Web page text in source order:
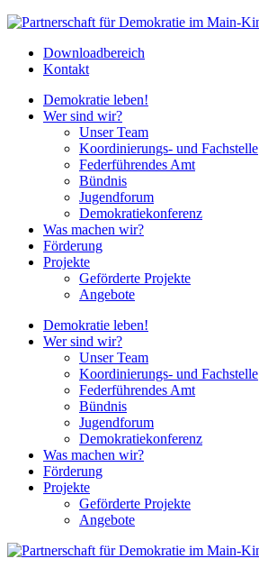
Downloadbereich
Kontakt
Demokratie leben!
Wer sind wir?
Unser Team
Koordinierungs- und Fachstelle
Federführendes Amt
Bündnis
Jugendforum
Demokratiekonferenz
Was machen wir?
Förderung
Projekte
Geförderte Projekte
Angebote
Demokratie leben!
Wer sind wir?
Unser Team
Koordinierungs- und Fachstelle
Federführendes Amt
Bündnis
Jugendforum
Demokratiekonferenz
Was machen wir?
Förderung
Projekte
Geförderte Projekte
Angebote